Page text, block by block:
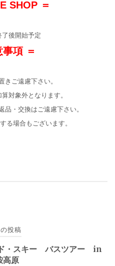
SHOP ＝
後開始予定
事項 ＝
きご遠慮下さい。
対象外となります。
・交換はご遠慮下さい。
る場合もございます。
投稿
・スキー バスツアー in
高原